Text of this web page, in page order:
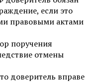
если это
правовыми актами
поручения
отмены
доверитель вправе